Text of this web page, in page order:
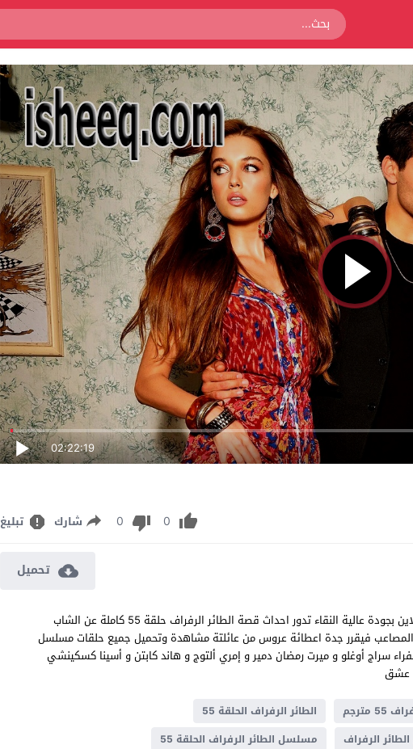
02:22:19
0
0 شارك تبليغ
تحميل
مسلسل الطائر الرفراف الحلقة 55 مترجم قصة عشق اون لاين بجودة عالية النقاء تدور احداث قصة الطائر الرفراف حلقة 55 كاملة عن الشاب
المصاعب فيقرر جدة اعطائة عروس من عائلتة مشاهدة وتحميل جميع حلقات مسلسل
الطائر الرفراف 55 بطولة شاتاي و عفراء سراج أوغلو و ميرت رمضان دمير و إمري ألتوج و هاند كابتن و أسينا كسكينشي
مترجم
الطائر الرفراف الحلقة 55
الرفراف مسلسل الطائر الرفراف الحلقة 55